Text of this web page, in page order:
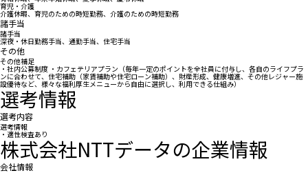
育児・介護
介護休暇、育児のための時短勤務、介護のための時短勤務
諸手当
諸手当
深夜・休日勤務手当、通勤手当、住宅手当
その他
その他補足
・社内公募制度 ・カフェテリアプラン（毎年一定のポイントを全社員に付与し、各自のライフプラ
ンに合わせて、住宅補助（家賃補助や住宅ローン補助）、財産形成、健康増進、その他レジャー施
設優待など、様々な福利厚生メニューから自由に選択し、利用できる仕組み）
選考情報
選考内容
選考情報
・適性検査あり
株式会社NTTデータの企業情報
会社情報